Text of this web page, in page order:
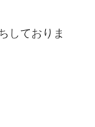
しておりま